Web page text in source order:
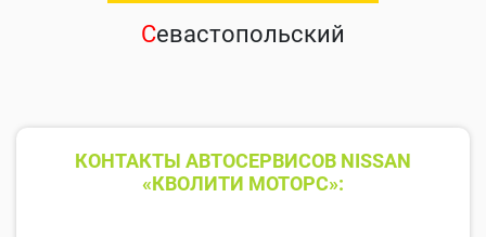
Севастопольский
КОНТАКТЫ АВТОСЕРВИСОВ NISSAN
«КВОЛИТИ МОТОРС»: